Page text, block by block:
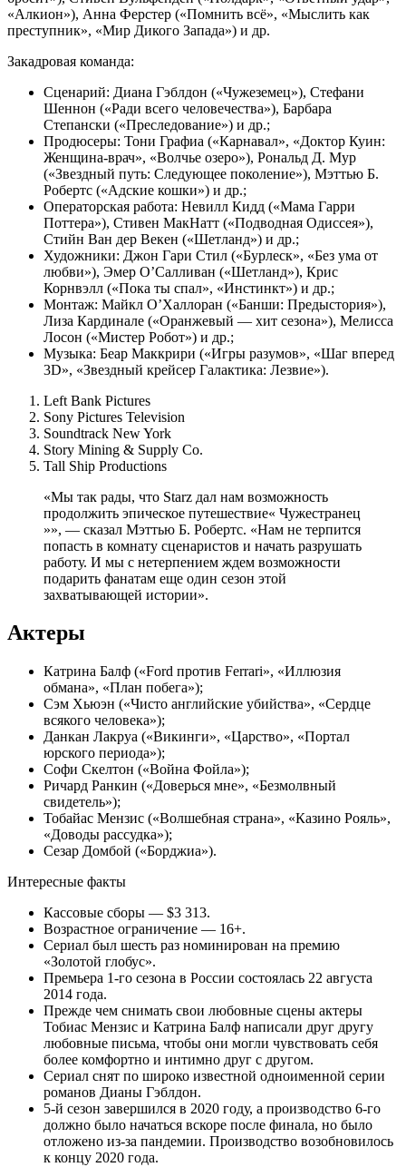
«Алкион»), Анна Ферстер («Помнить всё», «Мыслить как
преступник», «Мир Дикого Запада») и др.
Закадровая команда:
Сценарий: Диана Гэблдон («Чужеземец»), Стефани
Шеннон («Ради всего человечества»), Барбара
Степански («Преследование») и др.;
Продюсеры: Тони Графиа («Карнавал», «Доктор Куин:
Женщина-врач», «Волчье озеро»), Рональд Д. Мур
(«Звездный путь: Следующее поколение»), Мэттью Б.
Робертс («Адские кошки») и др.;
Операторская работа: Невилл Кидд («Мама Гарри
Поттера»), Стивен МакНатт («Подводная Одиссея»),
Стийн Ван дер Векен («Шетланд») и др.;
Художники: Джон Гари Стил («Бурлеск», «Без ума от
любви»), Эмер О’Салливан («Шетланд»), Крис
Корнвэлл («Пока ты спал», «Инстинкт») и др.;
Монтаж: Майкл О’Халлоран («Банши: Предыстория»),
Лиза Кардинале («Оранжевый — хит сезона»), Мелисса
Лосон («Мистер Робот») и др.;
Музыка: Беар Маккрири («Игры разумов», «Шаг вперед
3D», «Звездный крейсер Галактика: Лезвие»).
Left Bank Pictures
Sony Pictures Television
Soundtrack New York
Story Mining & Supply Co.
Tall Ship Productions
«Мы так рады, что Starz дал нам возможность
продолжить эпическое путешествие« Чужестранец
»», — сказал Мэттью Б. Робертс. «Нам не терпится
попасть в комнату сценаристов и начать разрушать
работу. И мы с нетерпением ждем возможности
подарить фанатам еще один сезон этой
захватывающей истории».
Актеры
Катрина Балф («Ford против Ferrari», «Иллюзия
обмана», «План побега»);
Сэм Хьюэн («Чисто английские убийства», «Сердце
всякого человека»);
Данкан Лакруа («Викинги», «Царство», «Портал
юрского периода»);
Софи Скелтон («Война Фойла»);
Ричард Ранкин («Доверься мне», «Безмолвный
свидетель»);
Тобайас Мензис («Волшебная страна», «Казино Рояль»,
«Доводы рассудка»);
Сезар Домбой («Борджиа»).
Интересные факты
Кассовые сборы — $3 313.
Возрастное ограничение — 16+.
Сериал был шесть раз номинирован на премию
«Золотой глобус».
Премьера 1-го сезона в России состоялась 22 августа
2014 года.
Прежде чем снимать свои любовные сцены актеры
Тобиас Мензис и Катрина Балф написали друг другу
любовные письма, чтобы они могли чувствовать себя
более комфортно и интимно друг с другом.
Сериал снят по широко известной одноименной серии
романов Дианы Гэблдон.
5-й сезон завершился в 2020 году, а производство 6-го
должно было начаться вскоре после финала, но было
отложено из-за пандемии. Производство возобновилось
к концу 2020 года.